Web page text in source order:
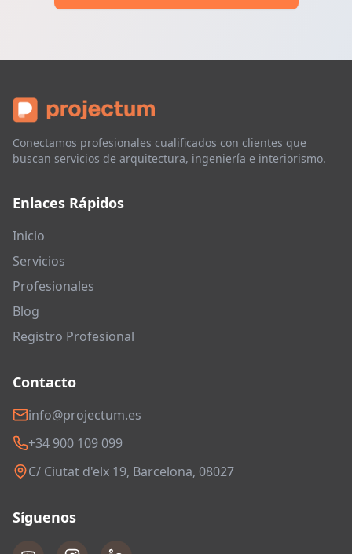
Conectamos profesionales cualificados con clientes que
buscan servicios de arquitectura, ingeniería e interiorismo.
Enlaces Rápidos
Inicio
Servicios
Profesionales
Blog
Registro Profesional
Contacto
info@projectum.es
+34 900 109 099
C/ Ciutat d'elx 19, Barcelona, 08027
Síguenos